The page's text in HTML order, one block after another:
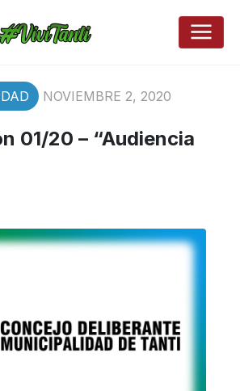
NOVIEMBRE 2, 2020
01/20 – “Audiencia